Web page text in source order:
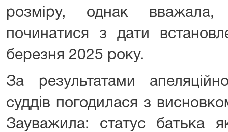
розміру, однак
починатися з дати
березня 2025 року.
За результатами
суддів погодилася з
Зауважила: статус батька